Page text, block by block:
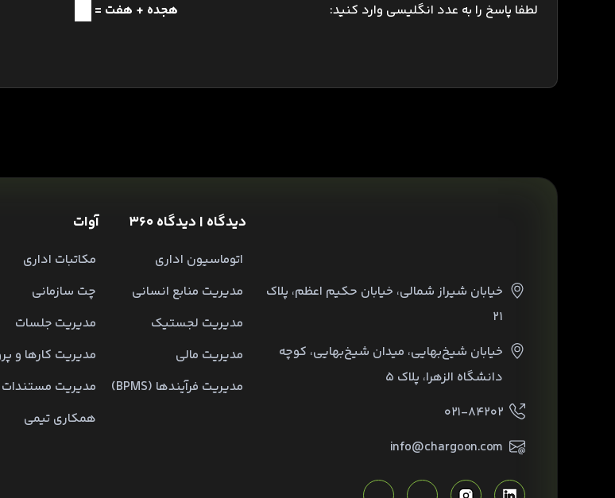
لطفا پاسخ را به عدد انگلیسی وارد کنید:
هجده + هفت =
خیابان شیراز شمالی، خیابان حکیم اعظم، پلاک
۲۱
خیابان شیخ‌بهایی، میدان شیخ‌بهایی، کوچه
دانشگاه الزهرا، پلاک ۵
۰۲۱-۸۴۲۰۲
info@chargoon.com
دیدگاه | دیدگاه 360
اتوماسیون اداری
مدیریت منابع انسانی
مدیریت لجستیک
مدیریت مالی
مدیریت فرآیندها (BPMS)
آوات
مکاتبات اداری
چت سازمانی
مدیریت جلسات
مدیریت کارها و
مدیریت مستندات
همکاری تیمی